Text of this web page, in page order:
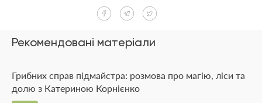
Рекомендовані матеріали
Грибних справ підмайстра: розмова про магію, ліси та
долю з Катериною Корнієнко